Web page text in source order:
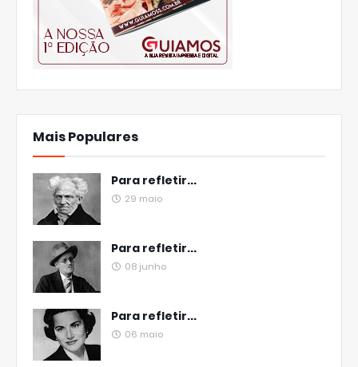
Mais Populares
Para refletir...
29 maio
Para refletir...
08 junho
Para refletir...
06 maio